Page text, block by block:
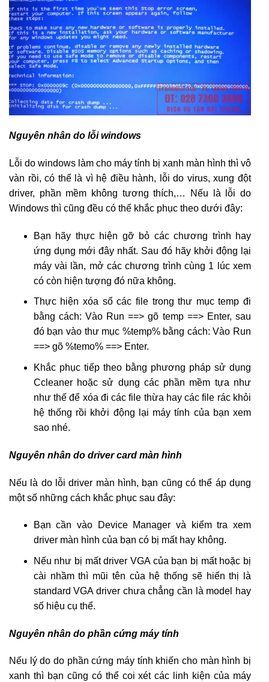
Nguyên nhân do lỗi windows
Lỗi do windows làm cho máy tính bị xanh màn hình thì vô
vàn rồi, có thể là vì hệ điều hành, lỗi do virus, xung đột
driver, phần mềm không tương thích,… Nếu là lỗi do
Windows thì cũng đều có thể khắc phục theo dưới đây:
Bạn hãy thực hiện gỡ bỏ các chương trình hay
ứng dụng mới đây nhất. Sau đó hãy khởi động lại
máy vài lần, mở các chương trình cùng 1 lúc xem
có còn hiện tượng đó nữa không.
Thực hiện xóa sổ các file trong thư mục temp đi
bằng cách: Vào Run ==> gõ temp ==> Enter, sau
đó bạn vào thư mục %temp% bằng cách: Vào Run
==> gõ %temo% ==> Enter.
Khắc phục tiếp theo bằng phương pháp sử dụng
Ccleaner hoặc sử dụng các phần mềm tựa như
như thế để xóa đi các file thừa hay các file rác khỏi
hệ thống rồi khởi động lại máy tính của bạn xem
sao nhé.
Nguyên nhân do driver card màn hình
Nếu là do lỗi driver màn hình, bạn cũng có thể áp dụng
một số những cách khắc phục sau đây:
Bạn cần vào Device Manager và kiểm tra xem
driver màn hình của bạn có bị mất hay không.
Nếu như bị mất driver VGA của bạn bị mất hoặc bị
cài nhầm thì mũi tên của hệ thống sẽ hiển thị là
standard VGA driver chưa chẳng cần là model hay
số hiệu cụ thể.
Nguyên nhân do phần cứng máy tính
Nếu lý do do phần cứng máy tính khiến cho màn hình bị
xanh thì bạn cũng có thể coi xét các linh kiện của máy